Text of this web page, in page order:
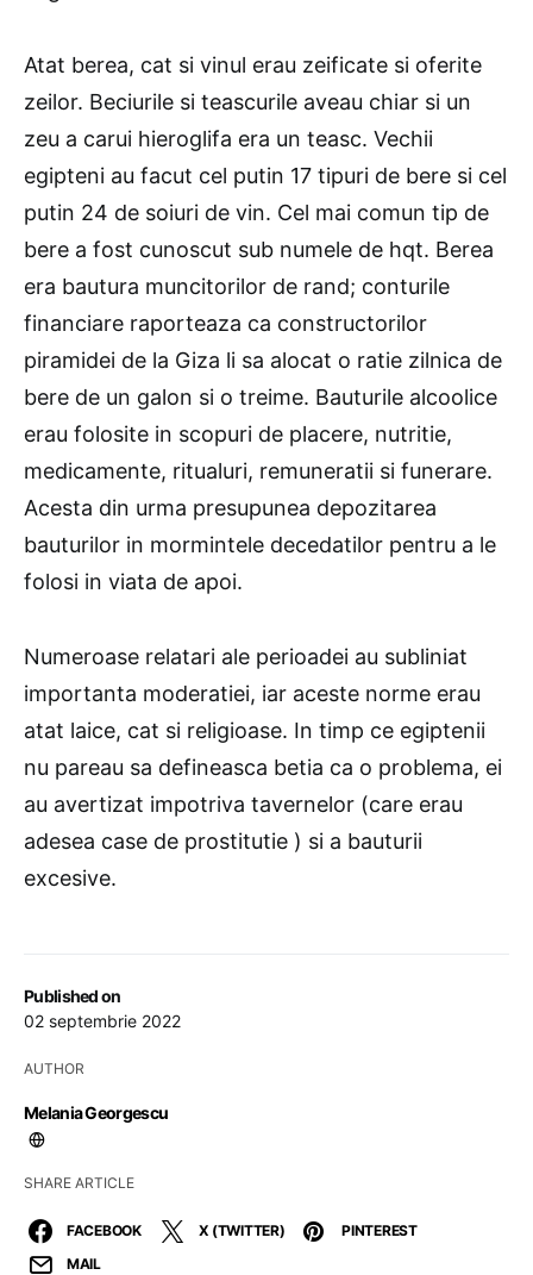
Published on
02 septembrie 2022
AUTHOR
Melania Georgescu
SHARE ARTICLE
FACEBOOK X (TWITTER)
PINTEREST
MAIL
Atat berea, cat si vinul erau zeificate si oferite
zeilor. Beciurile si teascurile aveau chiar si un
zeu a carui hieroglifa era un teasc. Vechii
egipteni au facut cel putin 17 tipuri de bere si cel
putin 24 de soiuri de vin. Cel mai comun tip de
bere a fost cunoscut sub numele de hqt. Berea
era bautura muncitorilor de rand; conturile
financiare raporteaza ca constructorilor
piramidei de la Giza li sa alocat o ratie zilnica de
bere de un galon si o treime. Bauturile alcoolice
erau folosite in scopuri de placere, nutritie,
medicamente, ritualuri, remuneratii si funerare.
Acesta din urma presupunea depozitarea
bauturilor in mormintele decedatilor pentru a le
folosi in viata de apoi.
Numeroase relatari ale perioadei au subliniat
importanta moderatiei, iar aceste norme erau
atat laice, cat si religioase. In timp ce egiptenii
nu pareau sa defineasca betia ca o problema, ei
au avertizat impotriva tavernelor (care erau
adesea case de prostitutie ) si a bauturii
excesive.